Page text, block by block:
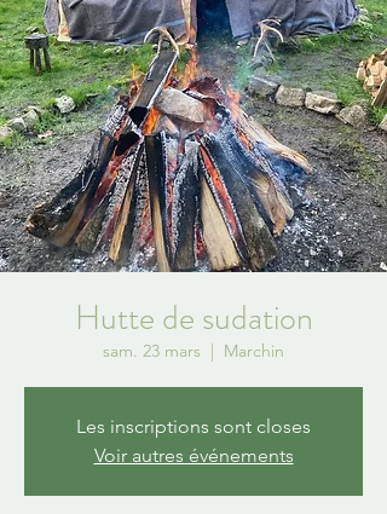
Hutte de sudation
sam. 23 mars
  |
Marchin
Les inscriptions sont closes
Voir autres événements